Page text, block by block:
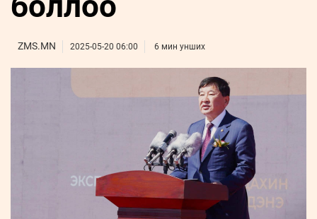
Нэвтрэх
Бизнес
Leaderships
УРЛАГ
ZMS.MN 2025-05-20 06:00 6 мин унших